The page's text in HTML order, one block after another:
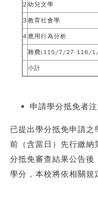
2幼兒文學
3教育社會學
4 應用行為分析
雜費(115/7/27-116/1/
小計
申請學分抵免者
已提出學分抵免申請之
前（含當日）先行繳納
分抵免審查結果公告後
學分，本校將依相關規